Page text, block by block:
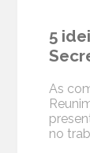
5
As
no